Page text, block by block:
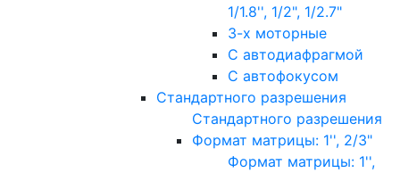
1/1.8'', 1/2", 1/2.7"
3-х моторные
С автодиафрагмой
С автофокусом
Стандартного разрешения
Стандартного разрешения
Формат матрицы: 1'', 2/3"
Формат матрицы: 1'',